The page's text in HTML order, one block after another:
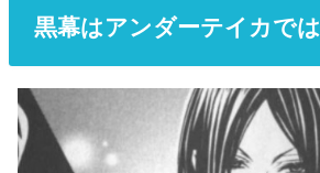
黒幕はアンダーテイカでは